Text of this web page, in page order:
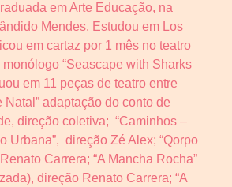
em Arte Educação, na
Mendes. Estudou em Los
em cartaz por 1 mês no teatro
“Seascape with Sharks
em 11 peças de teatro entre
Natal” adaptação do conto de
direção coletiva; “Caminhos –
Urbana”, direção Zé Alex; “Qorpo
Carrera; “A Mancha Rocha”
direção Renato Carrera; “A